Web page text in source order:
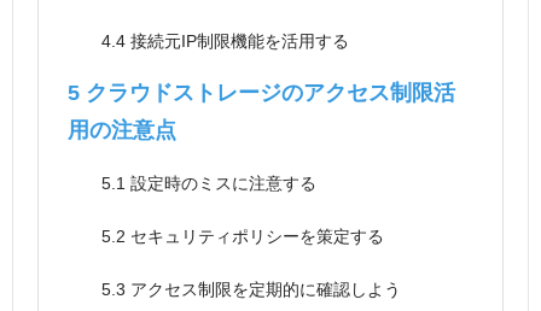
4.4 接続元IP制限機能を活用する
5 クラウドストレージのアクセス制限活
用の注意点
5.1 設定時のミスに注意する
5.2 セキュリティポリシーを策定する
5.3 アクセス制限を定期的に確認しよう